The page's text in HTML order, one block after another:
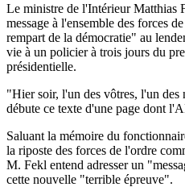
Le ministre de l'Intérieur Matthias
message à l'ensemble des forces
rempart de la démocratie" au
vie à un policier à trois jours du
présidentielle.
"Hier soir, l'un des vôtres, l'un des
débute ce texte d'une page dont
Saluant la mémoire du
la riposte des forces de l'ordre
M. Fekl entend adresser un
cette nouvelle "terrible épreuve".